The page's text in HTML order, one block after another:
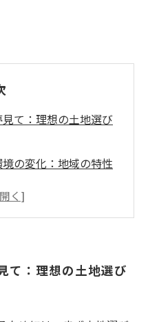
て：理想の土地選び
の変化：地域の特性
利な生活のために考
がり：周辺住民との
て：理想の土地選び